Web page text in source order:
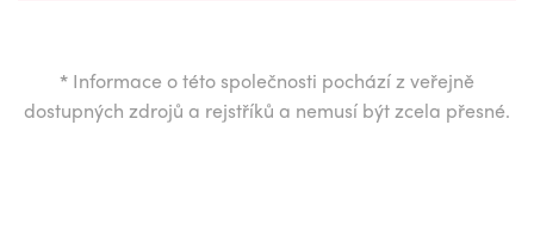
* Informace o této společnosti pochází z veřejně
dostupných zdrojů a rejstříků a nemusí být zcela přesné.